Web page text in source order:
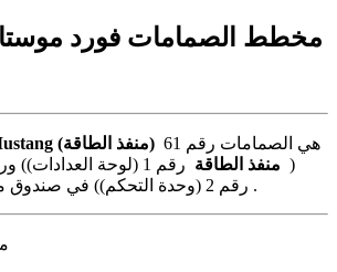
مخطط الصمامات فورد موستانج 2005-
ولاعة سجائر Ford Mustang (منفذ الطاقة)
( منفذ الطاقة رقم 1 (لوحة العدادات)) ورقم 64 (
رقم 2 (وحدة التحكم)) في صندوق مصاهر حجرة المحرك.